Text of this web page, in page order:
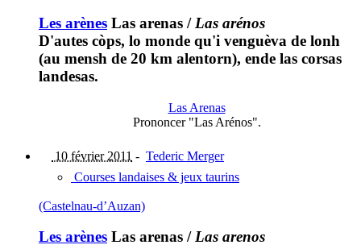
Les arènes Las arenas / Las arénos
D'autes còps, lo monde qu'i venguèva de lonh
(au mensh de 20 km alentorn), ende las corsas
landesas.
Las Arenas
Prononcer "Las Arénos".
10 février 2011 - Tederic Merger
Courses landaises & jeux taurins
(Castelnau-d’Auzan)
Les arènes Las arenas /Las arenos